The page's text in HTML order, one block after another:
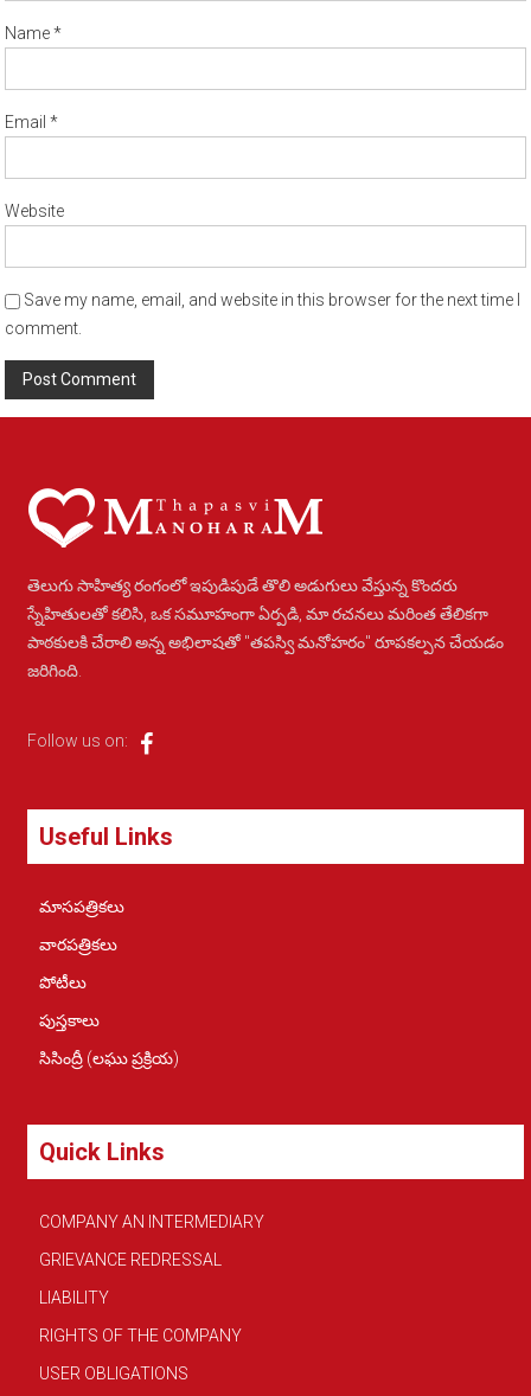
Name*
Email*
Website
Save my name, email, and website in this browser for the next time I
comment.
తెలుగు సాహిత్య రంగంలో ఇపుడిపుడే తొలి అడుగులు వేస్తున్న కొందరు
స్నేహితులతో కలిసి, ఒక సమూహంగా ఏర్పడి, మా రచనలు మరింత తేలికగా
పాఠకులకి చేరాలి అన్న అభిలాషతో "తపస్వి మనోహరం" రూపకల్పన చేయడం
జరిగింది.
Follow us on:
Useful Links
మాసపత్రికలు
వారపత్రికలు
పోటీలు
పుస్తకాలు
సిసింద్రీ (లఘు ప్రక్రియ)
Quick Links
COMPANY AN INTERMEDIARY
GRIEVANCE REDRESSAL
LIABILITY
RIGHTS OF THE COMPANY
USER OBLIGATIONS